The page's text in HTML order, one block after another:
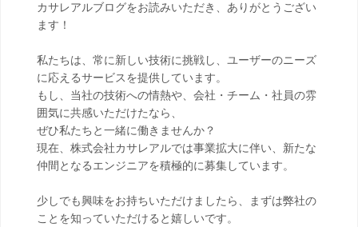
カサレアルブログをお読みいただき、ありがとうござい
ます！
私たちは、常に新しい技術に挑戦し、ユーザーのニーズ
に応えるサービスを提供しています。
もし、当社の技術への情熱や、会社・チーム・社員の雰
囲気に共感いただけたなら、
ぜひ私たちと一緒に働きませんか？
現在、株式会社カサレアルでは事業拡大に伴い、新たな
仲間となるエンジニアを積極的に募集しています。
少しでも興味をお持ちいただけましたら、まずは弊社の
ことを知っていただけると嬉しいです。